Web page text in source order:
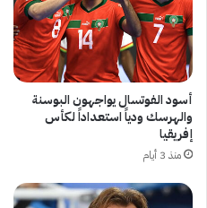
أسود الفوتسال يواجهون البوسنة
والهرسك ودياً استعداداً لكأس
إفريقيا
منذ 3 أيام